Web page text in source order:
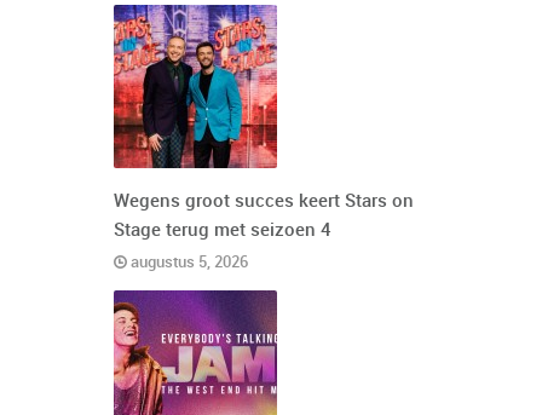
Wegens groot succes keert Stars on
Stage terug met seizoen 4
augustus 5, 2026